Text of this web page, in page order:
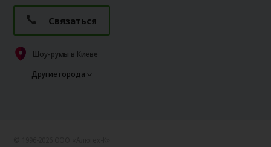
Связаться
Шоу-румы в Киеве
Другие города